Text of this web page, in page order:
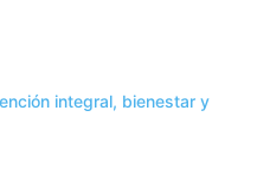
integral, bienestar y